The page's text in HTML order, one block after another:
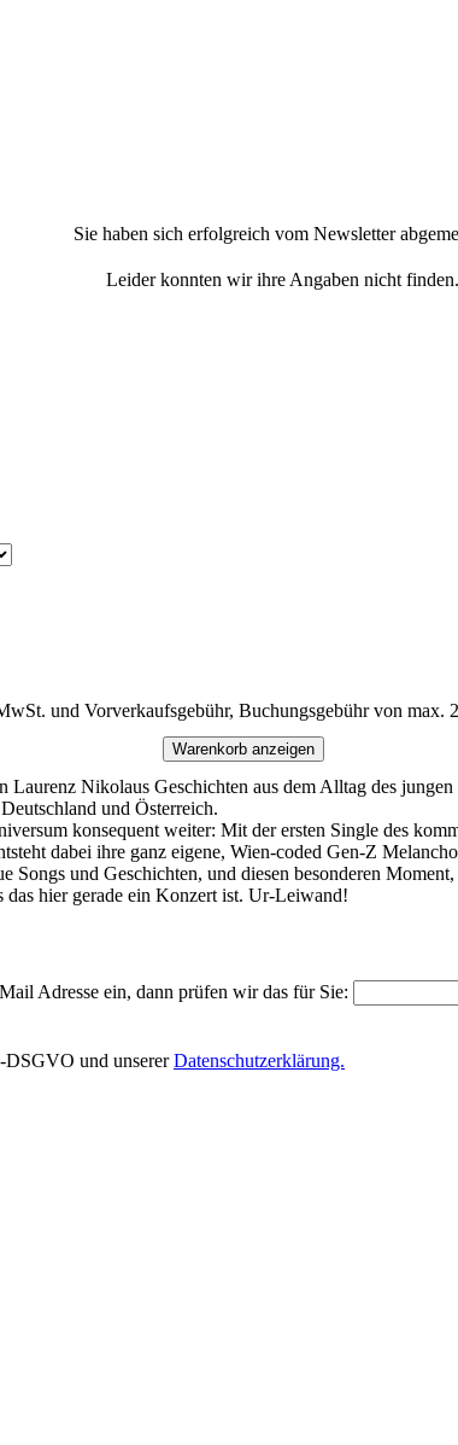
Sie haben sich erfolgreich vom Newsletter
Leider konnten wir ihre Angaben nicht finden.
und Vorverkaufsgebühr, Buchungsgebühr von max.
Warenkorb anzeigen
Nikolaus Geschichten aus dem Alltag des
und Österreich.
konsequent weiter: Mit der ersten Single des
dabei ihre ganz eigene, Wien-coded Gen-Z
und Geschichten, und diesen besonderen
das hier gerade ein Konzert ist. Ur-Leiwand!
Adresse ein, dann prüfen wir das für Sie:
DSGVO und unsererDatenschutzerklärung.